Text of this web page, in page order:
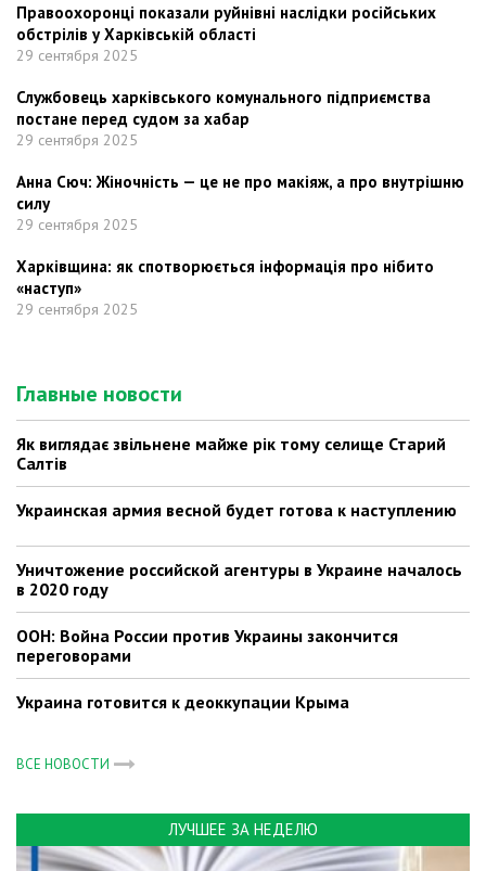
Правоохоронці показали руйнівні наслідки російських
обстрілів у Харківській області
29 сентября 2025
Службовець харківського комунального підприємства
постане перед судом за хабар
29 сентября 2025
Анна Сюч: Жіночність — це не про макіяж, а про внутрішню
силу
29 сентября 2025
Харківщина: як спотворюється інформація про нібито
«наступ»
29 сентября 2025
Главные новости
Як виглядає звільнене майже рік тому селище Старий
Салтів
Украинская армия весной будет готова к наступлению
Уничтожение российской агентуры в Украине началось
в 2020 году
ООН: Война России против Украины закончится
переговорами
Украина готовится к деоккупации Крыма
ВСЕ НОВОСТИ
ЛУЧШЕЕ ЗА НЕДЕЛЮ